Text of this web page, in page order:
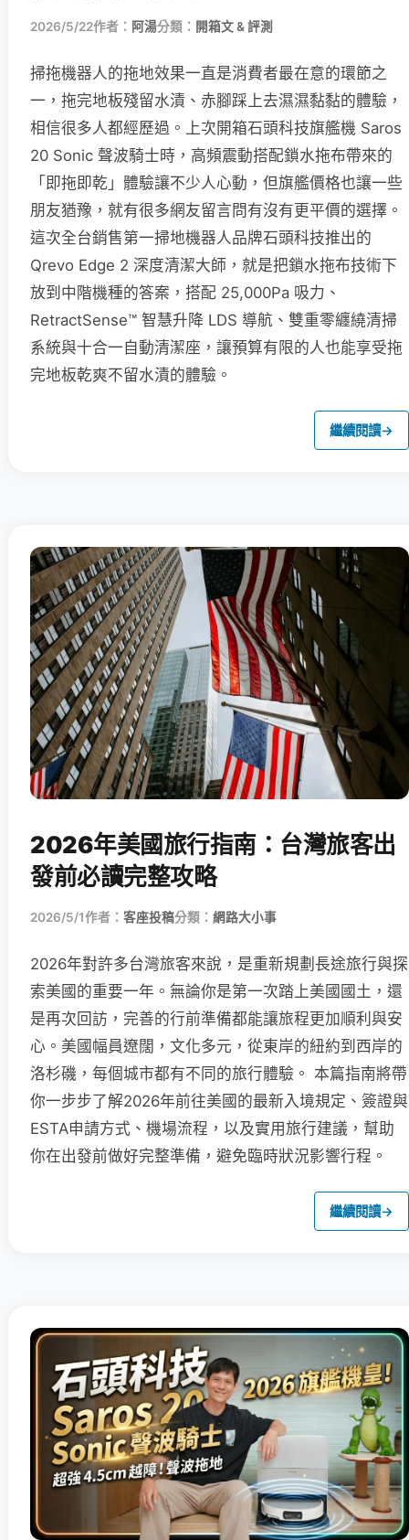
2026/5/22作者： 阿湯分類： 開箱文 & 評測
掃拖機器人的拖地效果一直是消費者最在意的環節之
一，拖完地板殘留水漬、赤腳踩上去濕濕黏黏的體驗，
相信很多人都經歷過。上次開箱石頭科技旗艦機 Saros
20 Sonic 聲波騎士時，高頻震動搭配鎖水拖布帶來的
「即拖即乾」體驗讓不少人心動，但旗艦價格也讓一些
朋友猶豫，就有很多網友留言問有沒有更平價的選擇。
這次全台銷售第一掃地機器人品牌石頭科技推出的
Qrevo Edge 2 深度清潔大師，就是把鎖水拖布技術下
放到中階機種的答案，搭配 25,000Pa 吸力、
RetractSense™ 智慧升降 LDS 導航、雙重零纏繞清掃
系統與十合一自動清潔座，讓預算有限的人也能享受拖
完地板乾爽不留水漬的體驗。
繼續閱讀→
2026年美國旅行指南：台灣旅客出
發前必讀完整攻略
2026/5/1作者： 客座投稿分類： 網路大小事
2026年對許多台灣旅客來說，是重新規劃長途旅行與探
索美國的重要一年。無論你是第一次踏上美國國土，還
是再次回訪，完善的行前準備都能讓旅程更加順利與安
心。美國幅員遼闊，文化多元，從東岸的紐約到西岸的
洛杉磯，每個城市都有不同的旅行體驗。 本篇指南將帶
你一步步了解2026年前往美國的最新入境規定、簽證與
ESTA申請方式、機場流程，以及實用旅行建議，幫助
你在出發前做好完整準備，避免臨時狀況影響行程。
繼續閱讀→